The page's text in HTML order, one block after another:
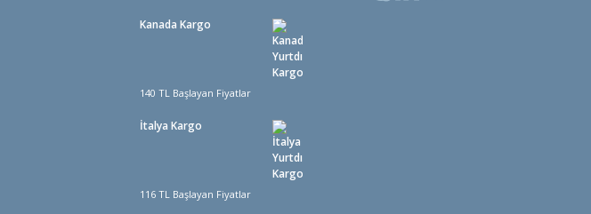
Kanada Kargo
140 TL Başlayan Fiyatlar
İtalya Kargo
116 TL Başlayan Fiyatlar